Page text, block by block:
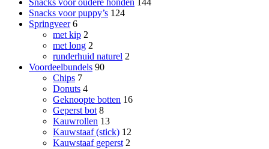
Snacks voor oudere honden 144
Snacks voor puppy’s 124
Springveer 6
met kip 2
met long 2
runderhuid naturel 2
Voordeelbundels 90
Chips 7
Donuts 4
Geknoopte botten 16
Geperst bot 8
Kauwrollen 13
Kauwstaaf (stick) 12
Kauwstaaf geperst 2